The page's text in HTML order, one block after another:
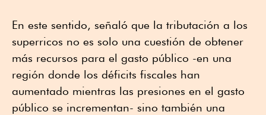
En este sentido, señaló que la tributación a los
superricos no es solo una cuestión de obtener
más recursos para el gasto público -en una
región donde los déficits fiscales han
aumentado mientras las presiones en el gasto
público se incrementan- sino también una